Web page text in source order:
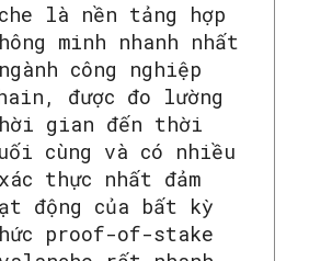
là nền tảng hợp
minh nhanh nhất
công nghiệp
được đo lường
gian đến thời
cùng và có nhiều
thực nhất đảm
động của bất kỳ
proof-of-stake